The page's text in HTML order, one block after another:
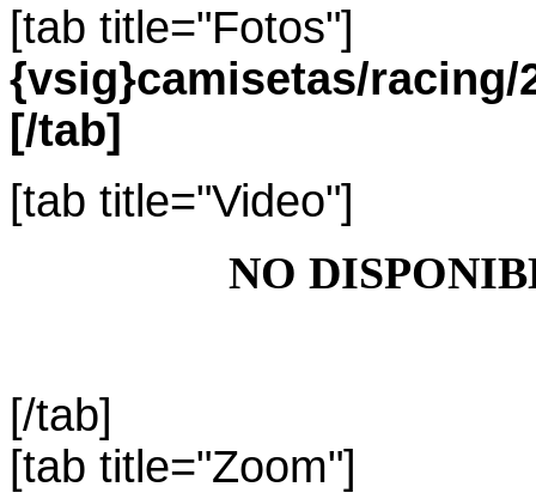
[tab title="Fotos"]
{vsig}camisetas/racing/
[/tab]
[tab title="Video"]
NO
[/tab]
[tab title="Zoom"]